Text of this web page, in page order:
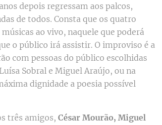
depois regressam aos palcos,
de todos. Consta que os quatro
ao vivo, naquele que poderá
o público irá assistir. O improviso é a
com pessoas do público escolhidas
Sobral e Miguel Araújo, ou na
dignidade a poesia possível
três amigos, César Mourão, Miguel